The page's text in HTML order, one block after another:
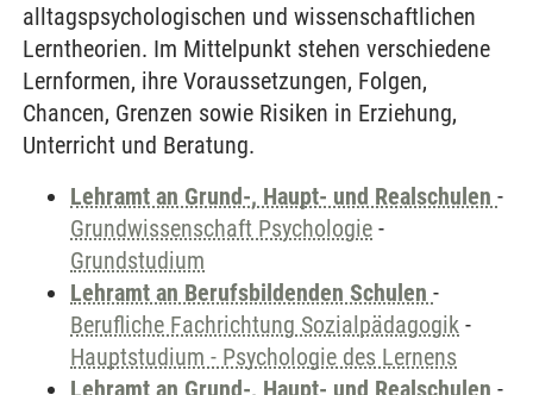
alltagspsychologischen und wissenschaftlichen
Lerntheorien. Im Mittelpunkt stehen verschiedene
Lernformen, ihre Voraussetzungen, Folgen,
Chancen, Grenzen sowie Risiken in Erziehung,
Unterricht und Beratung.
Lehramt an Grund-, Haupt- und Realschulen -
Grundwissenschaft Psychologie -
Grundstudium
Lehramt an Berufsbildenden Schulen -
Berufliche Fachrichtung Sozialpädagogik -
Hauptstudium - Psychologie des Lernens
Lehramt an Grund-, Haupt- und Realschulen -